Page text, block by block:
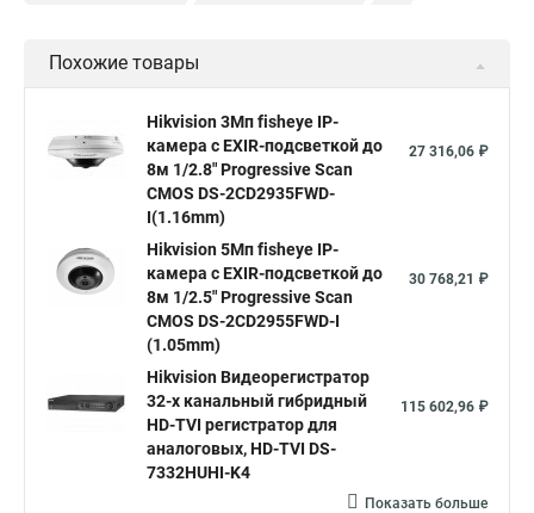
Камера видеонаблюдения hikvision
Hikvision купить Hikvision уличная ip камера
Hikvision poe
Hikvision 2 8 mm Hikvision camera Hikvision 2cd1148 i b
Видеонаблюдение Ip видеокамеры
Hikvision 2cd2142fwd
Hikvision ds 2cd1148 hikvision ds 2cd1148 i b
hikvision ds 2cd2042wd i Видеокамера hikvision
Видеокамеры hikvision ds
Камера Hikvision ds 2ce16d8t
Похожие товары
Hikvision 3Мп fisheye IP-
камера c EXIR-подсветкой до
8м 1/2.8" Progressive Scan
CMOS DS-2CD2935FWD-
I(1.16mm)
27 316,06 ₽
Hikvision 5Мп fisheye IP-
камера c EXIR-подсветкой до
8м 1/2.5" Progressive Scan
CMOS DS-2CD2955FWD-I
(1.05mm)
30 768,21 ₽
Hikvision Видеорегистратор
32-х канальный гибридный
HD-TVI регистратор для
аналоговых, HD-TVI DS-
7332HUHI-K4
115 602,96 ₽
Показать больше